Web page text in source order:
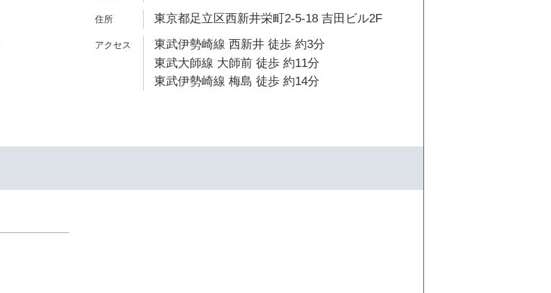
東京都足立区西新井栄町2-5-18 吉田ビル2F
東武伊勢崎線 西新井 徒歩 約3分
東武大師線 大師前 徒歩 約11分
東武伊勢崎線 梅島 徒歩 約14分